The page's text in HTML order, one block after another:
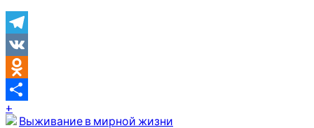
Telegram
VK
Odnoklassniki
Отправить
+
Выживание в мирной жизни